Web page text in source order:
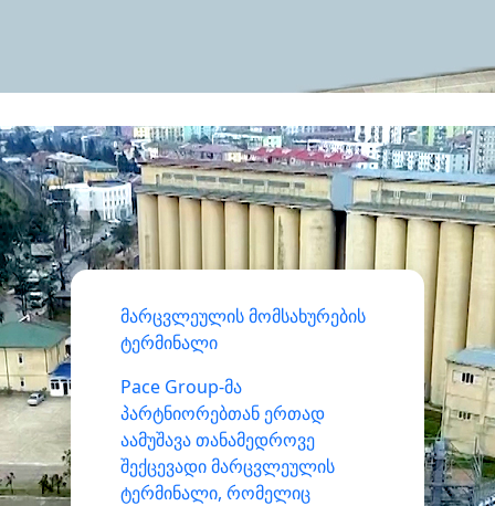
მარცვლეულის მომსახურების
ტერმინალი
Pace Group-მა
პარტნიორებთან ერთად
აამუშავა თანამედროვე
შექცევადი მარცვლეულის
ტერმინალი, რომელიც